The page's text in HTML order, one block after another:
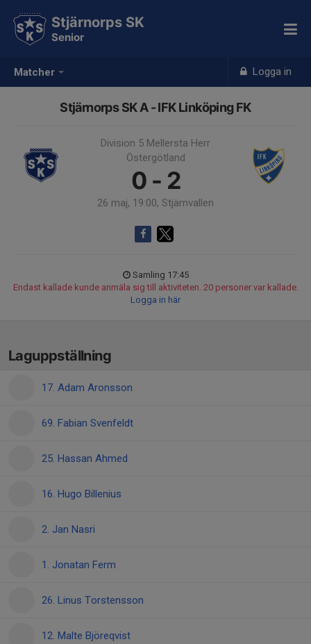
Matcher Logga in
Stjärnorps SK
Senior
Stjärnorps SK A - IFK Linköping FK
Division 5 Mellersta Herr
Östergötland
0 - 2
26 maj, 19:00, Stjärnvallen
Samling 17:45
Endast kallade kunde anmäla sig till aktiviteten. 20 personer var kallade.
Logga in här
Laguppställning
17. Adam Aronsson
69. Fabian Svenfeldt
25. Hassan Ahmed
16. Hugo Billenius
2. Jan Nasri
1. Jonatan Ferm
26. Linus Torstensson
12. Malte Björeqvist